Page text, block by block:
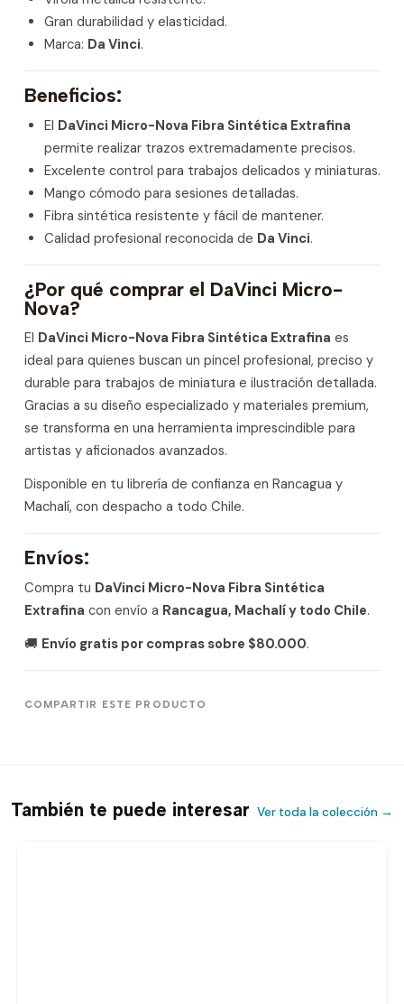
Gran durabilidad y elasticidad.
Marca: Da Vinci.
Beneficios:
El DaVinci Micro-Nova Fibra Sintética Extrafina
permite realizar trazos extremadamente precisos.
Excelente control para trabajos delicados y miniaturas.
Mango cómodo para sesiones detalladas.
Fibra sintética resistente y fácil de mantener.
Calidad profesional reconocida de Da Vinci.
¿Por qué comprar el DaVinci Micro-
Nova?
El DaVinci Micro-Nova Fibra Sintética Extrafina es
ideal para quienes buscan un pincel profesional, preciso y
durable para trabajos de miniatura e ilustración detallada.
Gracias a su diseño especializado y materiales premium,
se transforma en una herramienta imprescindible para
artistas y aficionados avanzados.
Disponible en tu librería de confianza en Rancagua y
Machalí, con despacho a todo Chile.
Envíos:
Compra tu DaVinci Micro-Nova Fibra Sintética
Extrafina con envío a Rancagua, Machalí y todo Chile.
🚚 Envío gratis por compras sobre $80.000.
COMPARTIR ESTE PRODUCTO
También te puede interesar Ver toda la colección →